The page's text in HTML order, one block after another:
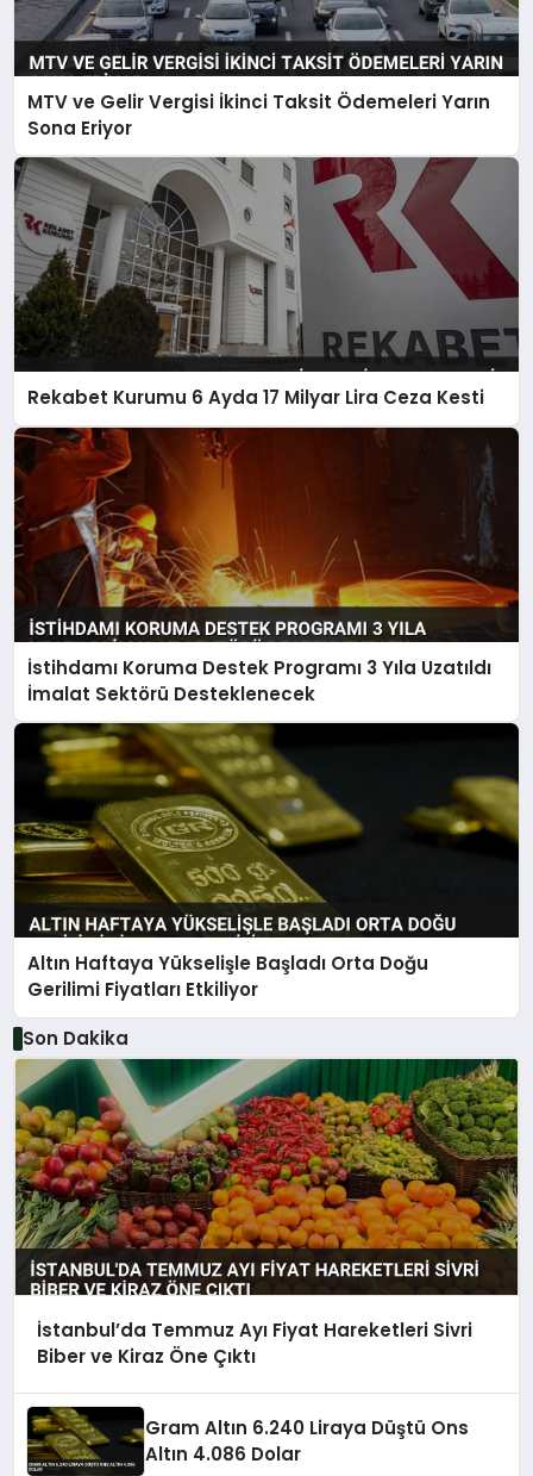
MTV ve Gelir Vergisi İkinci Taksit Ödemeleri Yarın
Sona Eriyor
Rekabet Kurumu 6 Ayda 17 Milyar Lira Ceza Kesti
İstihdamı Koruma Destek Programı 3 Yıla Uzatıldı
İmalat Sektörü Desteklenecek
Altın Haftaya Yükselişle Başladı Orta Doğu
Gerilimi Fiyatları Etkiliyor
Son Dakika
İstanbul’da Temmuz Ayı Fiyat Hareketleri Sivri
Biber ve Kiraz Öne Çıktı
Gram Altın 6.240 Liraya Düştü Ons
Altın 4.086 Dolar